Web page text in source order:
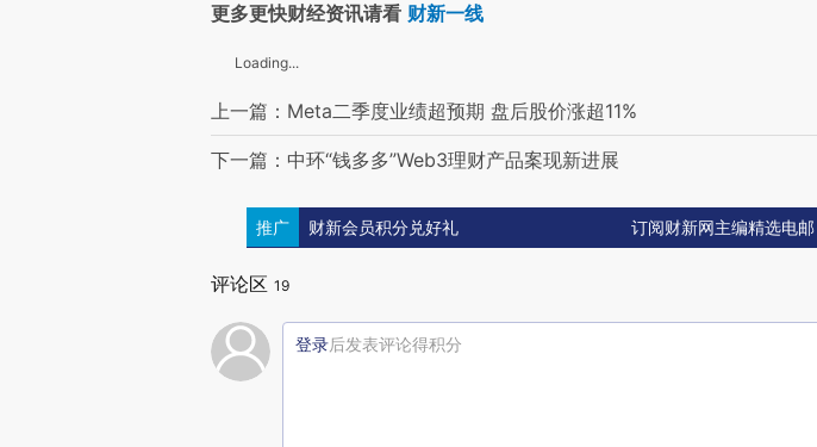
更多更快财经资讯请看 财新一线
Loading...
上一篇：Meta二季度业绩超预期 盘后股价涨超11%
下一篇：中环“钱多多”Web3理财产品案现新进展
推广 财新会员积分兑好礼 订阅财新网主编精选电邮
评论区 19
登录后发表评论得积分